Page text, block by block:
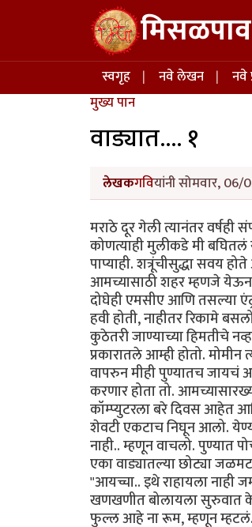
Skip to main content मिसळपाव
Main navigation
स्वगृह नवे लेखन नवे
मुख्य पान
वाड्यात.... १
लेखकगवियांनी सोमवार, 06/
मराठे दूर गेली त्यानंतर
कोणत्याही मुलीकडे मी
पाप्याही. शत्रूंचीसुद्धा सवय
आमच्यासाठी शहर म्हणजे येऊन
दोघेही एमसीए आणि तसल्या
हवी होती, नाहीतर रिकामे
कुठेतरी जाण्याच्या हिमतीचे
प्रकारातले आम्ही होतो.
वापरुन मीही पुण्यातच
करणार होता तो.
कॉम्प्युटरला बरे दिवस आहेत
शेवटी एकटाच निघून आलो.
नाही.. म्हणून वाचलो. पुण्यात
एका वाड्यातल्या छोट्या
"आयच्चा.. इथे राहायला नाही
खणखणीत बोलायला सुरुवात
फुल्ल आहे ना रूम, म्हणून